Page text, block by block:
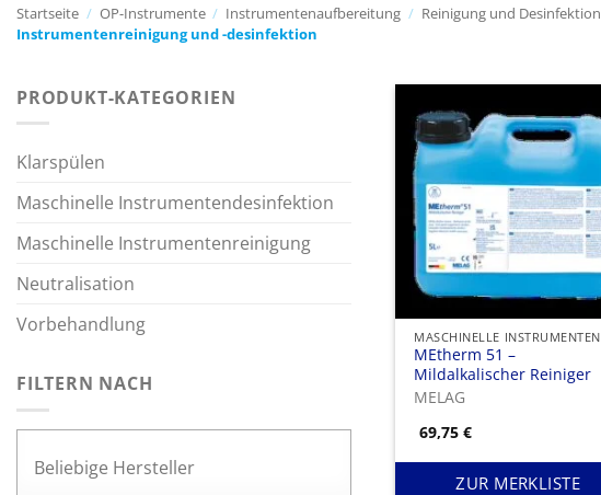
Startseite / OP-Instrumente / Instrumentenaufbereitung / Reinigung und Desinfektion
Instrumentenreinigung und -desinfektion
PRODUKT-KATEGORIEN
Klarspülen
Maschinelle Instrumentendesinfektion
Maschinelle Instrumentenreinigung
Neutralisation
Vorbehandlung
FILTERN NACH
MEtherm 51 –
Mildalkalischer Reiniger
MELAG
69,75€
ZUR MERKLISTE